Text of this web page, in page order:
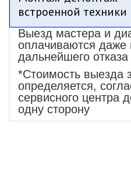
встроенной техники
Выезд мастера и
оплачиваются даже
дальнейшего
*Стоимость выезда
определяется,
сервисного центра
одну сторону